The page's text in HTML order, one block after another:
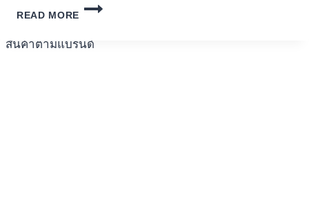
เครื่องปั่นผลไม้
สินค้าตามแบรนด์
READ MORE
DOM
RAK